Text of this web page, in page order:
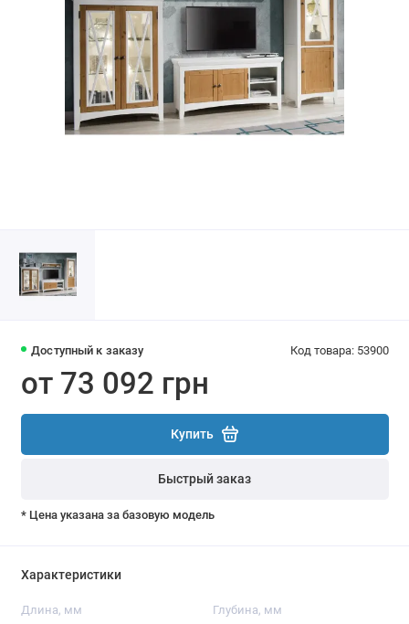
Доступный к заказу Код товара: 53900
от 73 092 грн
Купить
Быстрый заказ
* Цена указана за базовую модель
Характеристики
Длина, мм Глубина, мм